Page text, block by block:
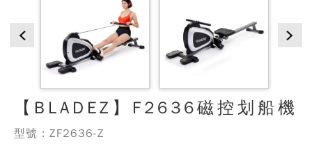
【BLADEZ】F2636磁控划船機
型號：ZF2636-Z